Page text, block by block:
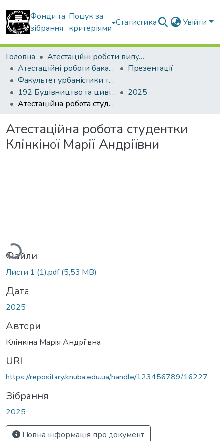
Фонди та
зібрання
Пошук за
критеріями
Статистика Увійти
Головна
Атестаційні роботи випускників
Атестаційні роботи бакалаврів
Презентації
Факультет урбаністики та просторового планування
192 Будівництво та цивільна інженерія. Міське будівництво та господарство
2025
Атестаційна робота студентки Клінкіної Марії Андріївни
Атестаційна робота студентки
Клінкіної Марії Андріївни
Файли
Листи 1 (1).pdf(5,53 MB)
Дата
2025
Автори
Клінкіна Марія Андріївна
URI
https://repositary.knuba.edu.ua/handle/123456789/16227
Зібрання
2025
Повна інформація про документ